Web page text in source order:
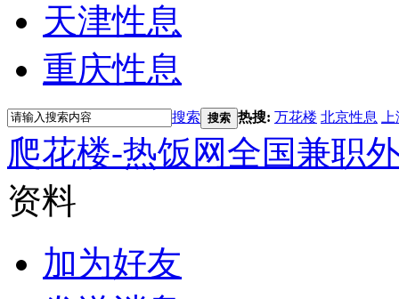
天津性息
重庆性息
搜索 搜索 热搜: 万花楼 北京性息
爬花楼-热饭网全国兼职
资料
加为好友